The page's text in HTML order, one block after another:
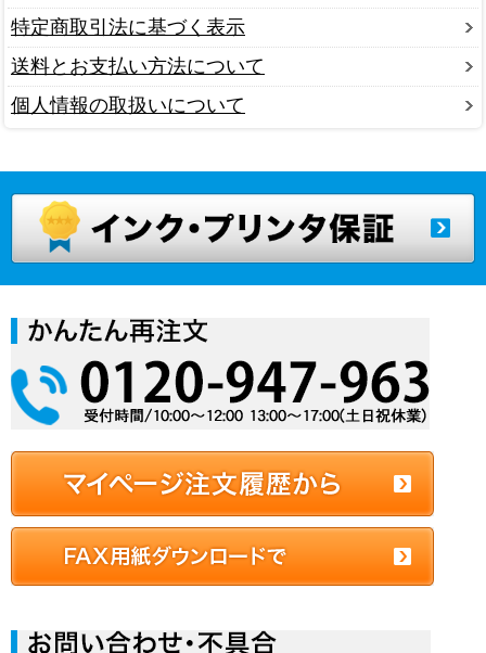
特定商取引法に基づく表示
送料とお支払い方法について
個人情報の取扱いについて